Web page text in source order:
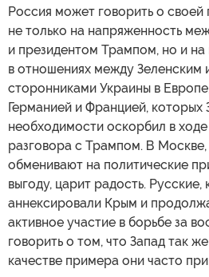
Россия может говорить о своей
не только на напряженность
и президентом Трампом, но и
в отношениях между Зеленским
сторонниками Украины в
Германией и Францией, которых
необходимости оскорбил в
разговора с Трампом. В Москве,
обменивают на политические
выгоду, царит радость. Русские,
аннексировали Крым и
активное участие в борьбе за
говорить о том, что Запад так
качестве примера они часто